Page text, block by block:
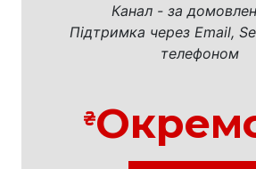
Канал - за
Підтримка через Email,
телефоном